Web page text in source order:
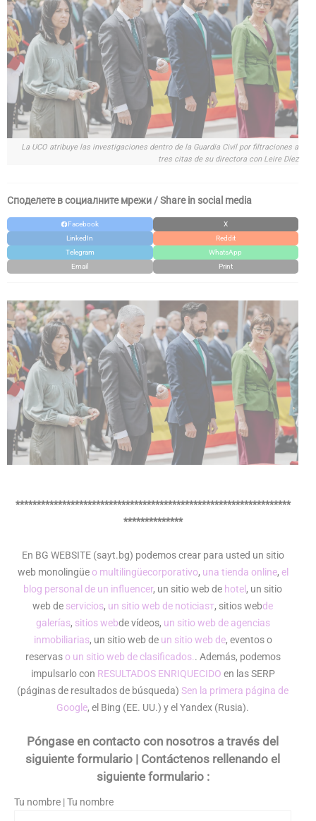
La UCO atribuye las investigaciones dentro de la Guardia Civil por filtraciones a
tres citas de su directora con Leire Díez
Споделете в социалните мрежи / Share in social media
Facebook
X
LinkedIn
Reddit
Telegram
WhatsApp
Email
Print
*****************************************************************
**************
En BG WEBSITE (sayt.bg) podemos crear para usted un sitio
web monolingüeo multilingüecorporativo, una tienda online, el
blog personal de un influencer, un sitio web de hotel , un sitio
web de servicios, un sitio web de noticiasт, sitios webde
galerías, sitios webde vídeos, un sitio web de agencias
inmobiliarias, un sitio web de un sitio web de, eventos o
reservaso un sitio web de clasificados.. Además, podemos
impulsarlo con RESULTADOS ENRIQUECIDO en las SERP
(páginas de resultados de búsqueda) Sen la primera página de
Google, el Bing (EE. UU.) y el Yandex (Rusia).
Póngase en contacto con nosotros a través del
siguiente formulario | Contáctenos rellenando el
siguiente formulario :
Tu nombre | Tu nombre